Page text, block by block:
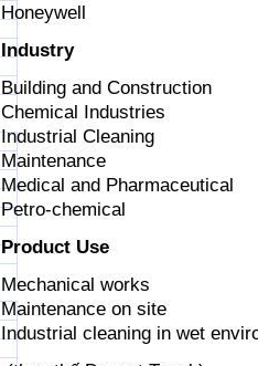
Honeywell
Industry
Building and Construction
Chemical Industries
Industrial Cleaning
Maintenance
Medical and Pharmaceutical
Petro-chemical
Product Use
Mechanical works
Maintenance on site
Industrial cleaning in wet